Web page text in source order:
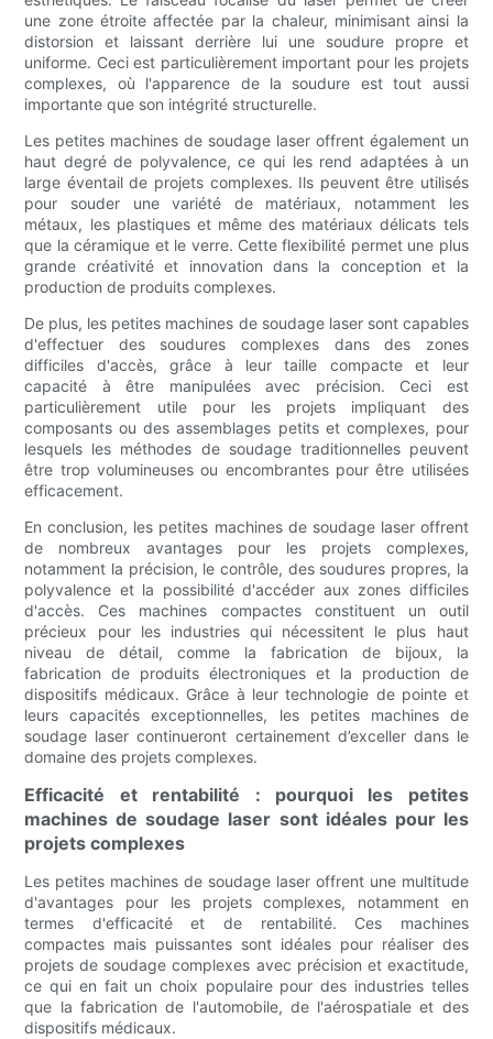
une zone étroite affectée par la chaleur, minimisant ainsi la
distorsion et laissant derrière lui une soudure propre et
uniforme. Ceci est particulièrement important pour les projets
complexes, où l'apparence de la soudure est tout aussi
importante que son intégrité structurelle.
Les petites machines de soudage laser offrent également un
haut degré de polyvalence, ce qui les rend adaptées à un
large éventail de projets complexes. Ils peuvent être utilisés
pour souder une variété de matériaux, notamment les
métaux, les plastiques et même des matériaux délicats tels
que la céramique et le verre. Cette flexibilité permet une plus
grande créativité et innovation dans la conception et la
production de produits complexes.
De plus, les petites machines de soudage laser sont capables
d'effectuer des soudures complexes dans des zones
difficiles d'accès, grâce à leur taille compacte et leur
capacité à être manipulées avec précision. Ceci est
particulièrement utile pour les projets impliquant des
composants ou des assemblages petits et complexes, pour
lesquels les méthodes de soudage traditionnelles peuvent
être trop volumineuses ou encombrantes pour être utilisées
efficacement.
En conclusion, les petites machines de soudage laser offrent
de nombreux avantages pour les projets complexes,
notamment la précision, le contrôle, des soudures propres, la
polyvalence et la possibilité d'accéder aux zones difficiles
d'accès. Ces machines compactes constituent un outil
précieux pour les industries qui nécessitent le plus haut
niveau de détail, comme la fabrication de bijoux, la
fabrication de produits électroniques et la production de
dispositifs médicaux. Grâce à leur technologie de pointe et
leurs capacités exceptionnelles, les petites machines de
soudage laser continueront certainement d’exceller dans le
domaine des projets complexes.
Efficacité et rentabilité : pourquoi les petites
machines de soudage laser sont idéales pour les
projets complexes
Les petites machines de soudage laser offrent une multitude
d'avantages pour les projets complexes, notamment en
termes d'efficacité et de rentabilité. Ces machines
compactes mais puissantes sont idéales pour réaliser des
projets de soudage complexes avec précision et exactitude,
ce qui en fait un choix populaire pour des industries telles
que la fabrication de l'automobile, de l'aérospatiale et des
dispositifs médicaux.